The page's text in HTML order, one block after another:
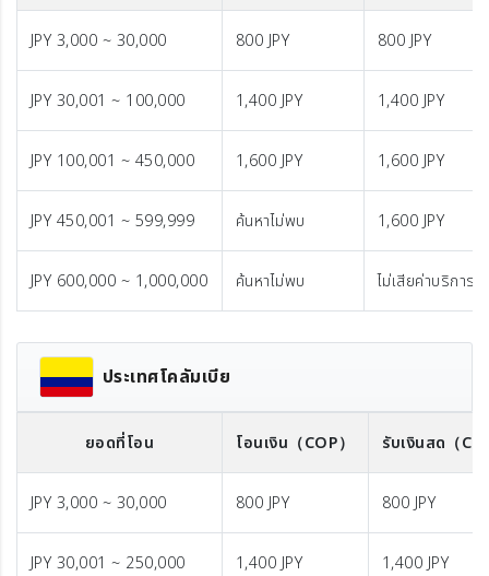
JPY 3,000 ~ 30,000 800 JPY 800 JPY
JPY 30,001 ~ 100,000 1,400 JPY 1,400 JPY
JPY 100,001 ~ 450,000 1,600 JPY 1,600 JPY
JPY 450,001 ~ 599,999 ค้นหาไม่พบ 1,600 JPY
JPY 600,000 ~ 1,000,000 ค้นหาไม่พบ ไม่เสียค่าบริการ
ประเทศโคลัมเบีย
ยอดที่โอน โอนเงิน （COP） รับเงินสด （
JPY 3,000 ~ 30,000 800 JPY 800 JPY
JPY 30,001 ~ 250,000 1,400 JPY 1,400 JPY